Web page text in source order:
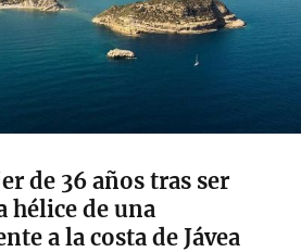
de 36 años tras ser
hélice de una
a la costa de Jávea